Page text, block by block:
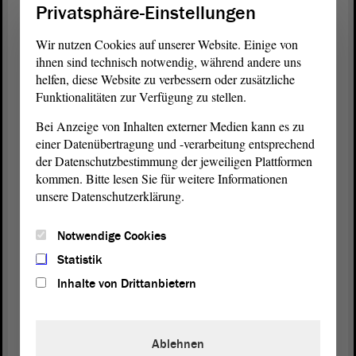
das Land ist wirtschaftlich sehr erfolgreich und
Sachsen-Anhalt, dass es durchaus möglich ist, auch
ohne kulturfremde Zuwanderung wirtschaftlich
erfolgreich zu sein. Stimmen Sie also unserem
Antragzu. Es ist zum Wohle unseres Landes. - Ich
danke für Ihre Aufmerksamkeit.
(Zustimmung)
Herr Krull möchte eine Intervention tätigen?
Privatsphäre-Einstellungen
Wir nutzen Cookies auf unserer Website. Einige von
ihnen sind technisch notwendig, während andere uns
helfen, diese Website zu verbessern oder zusätzliche
Funktionalitäten zur Verfügung zu stellen.
Bei Anzeige von Inhalten externer Medien kann es zu
einer Datenübertragung und -verarbeitung entsprechend
der Datenschutzbestimmung der jeweiligen Plattformen
kommen. Bitte lesen Sie für weitere Informationen
unsere Datenschutzerklärung.
Notwendige Cookies
Statistik
Inhalte von Drittanbietern
Ablehnen